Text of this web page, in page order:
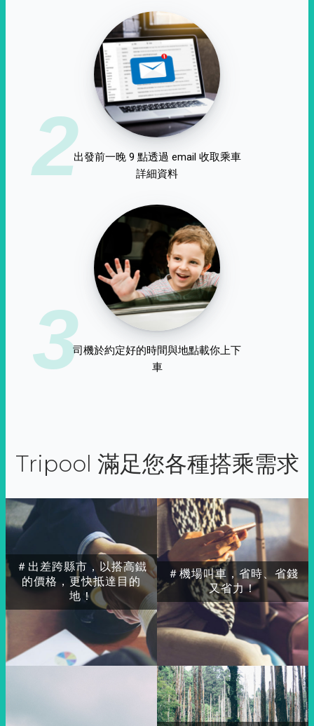
2出發前一晚 9 點透過 email 收取乘車
詳細資料
3司機於約定好的時間與地點載你上下
車
Tripool 滿足您各種搭乘需求
＃出差跨縣市，以搭高鐵
的價格，更快抵達目的
地！
＃機場叫車，省時、省錢
又省力！